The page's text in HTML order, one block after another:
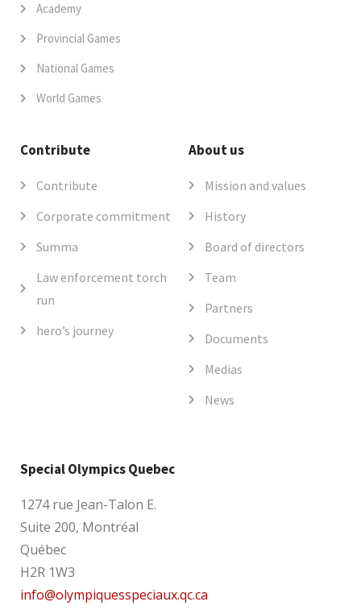
Academy
Provincial Games
National Games
World Games
Contribute
Contribute
Corporate commitment
Summa
Law enforcement torch
run
hero’s journey
About us
Mission and values
History
Board of directors
Team
Partners
Documents
Medias
News
Special Olympics Quebec
1274 rue Jean-Talon E.
Suite 200, Montréal
Québec
H2R 1W3
info@olympiquesspeciaux.qc.ca